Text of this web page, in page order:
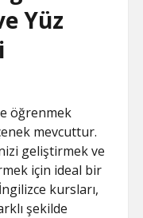
PARASIZ
ŞIFRESIZ
Yüz
öğrenmek
mevcuttur.
geliştirmek ve
için ideal bir
kursları,
şekilde